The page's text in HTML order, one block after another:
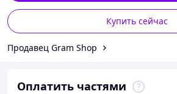
Купить сейчас
Продавец Gram Shop
Оплатить частями